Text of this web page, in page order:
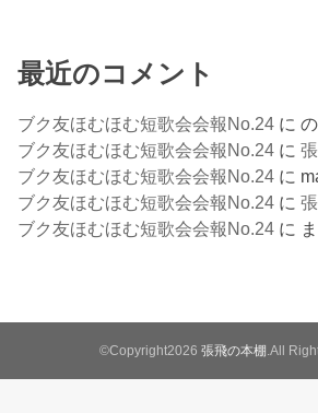
最近のコメント
ブク友ほむほむ短歌会会報No.24 に
ブク友ほむほむ短歌会会報No.24 に
ブク友ほむほむ短歌会会報No.24 に
ブク友ほむほむ短歌会会報No.24 に
ブク友ほむほむ短歌会会報No.24 に
©Copyright2026 張飛の本棚 .All